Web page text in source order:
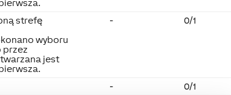
strefę
wyboru
przez
jest
- 0/1
-
0/1